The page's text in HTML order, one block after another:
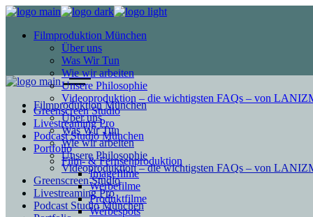
Filmproduktion München
Über uns
Was Wir Tun
Wie wir arbeiten
Unsere Philosophie
Videoproduktion – die wichtigsten FAQs – von
Greenscreen Studio
Livestreaming Pro
Podcast Studio München
Portfolio
Film- & Fernsehproduktion
Imagefilme
Werbefilme
Produktfilme
Werbespots
Filmproduktion München
Über uns
Was Wir Tun
Wie wir arbeiten
Unsere Philosophie
Videoproduktion – die wichtigsten FAQs – von
Greenscreen Studio
Livestreaming Pro
Podcast Studio München